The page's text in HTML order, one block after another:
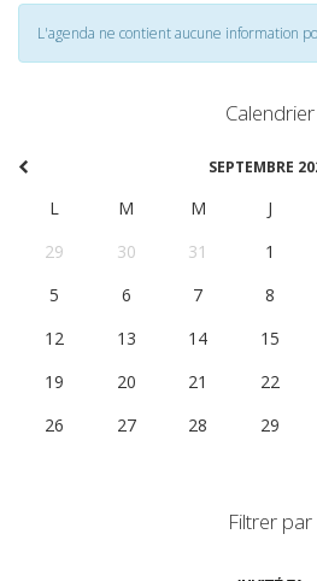
L'agenda ne contient aucune information
Calendrier
SEPTEMBRE
L M M J
29
30 31 1
5
6 7 8
12
13 14 15
19
20 21 22
26
27 28 29
Filtrer par